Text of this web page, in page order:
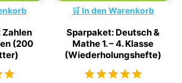
Zahlen
(200
In den Warenkorb
Sparpaket: Deutsch &
Mathe 1. – 4. Klasse
(Wiederholungshefte)